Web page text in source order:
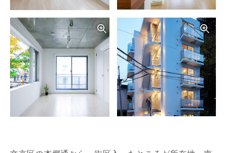
写真を拡大する